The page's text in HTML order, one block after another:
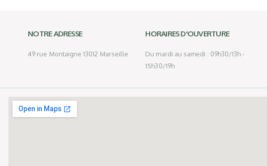
NOTRE ADRESSE
49 rue Montaigne 13012 Marseille
HORAIRES D'OUVERTURE
Du mardi au samedi : 09h30/13h -
15h30/19h